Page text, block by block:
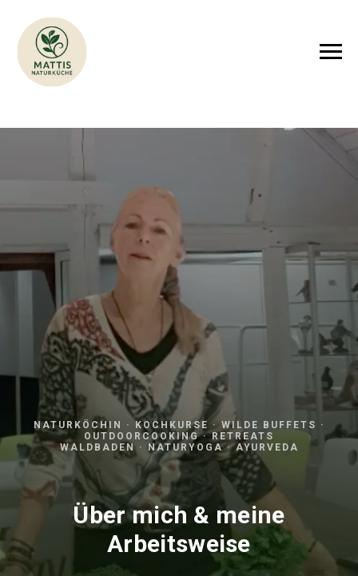
NATURKÖCHIN · KOCHKURSE · WILDE BUFFETS ·
OUTDOORCOOKING · RETREATS
WALDBADEN · NATURYOGA · AYURVEDA
Über mich & meine
Arbeitsweise